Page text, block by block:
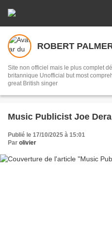
ROBERT
Site non officiel mais le plus complet
britannique Unofficial but most comprehensive site dedicated to the late
great British singer
Music Publicist Joe
Publié le 17/10/2025 à 15:01
Par olivier